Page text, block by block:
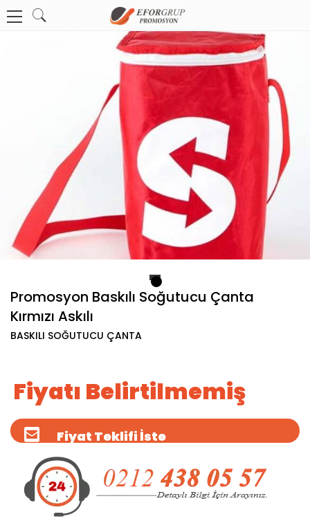
Promosyon Baskılı Soğutucu Çanta
Kırmızı Askılı
BASKILI SOĞUTUCU ÇANTA
Fiyatı Belirtilmemiş
Fiyat Teklifi İste